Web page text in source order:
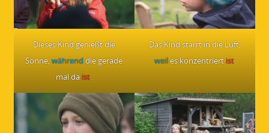
Dieses Kind genießt die
Sonne,währenddie gerade
mal daist.
Das Kind starrt in die Luft,
weiles konzentriertist.